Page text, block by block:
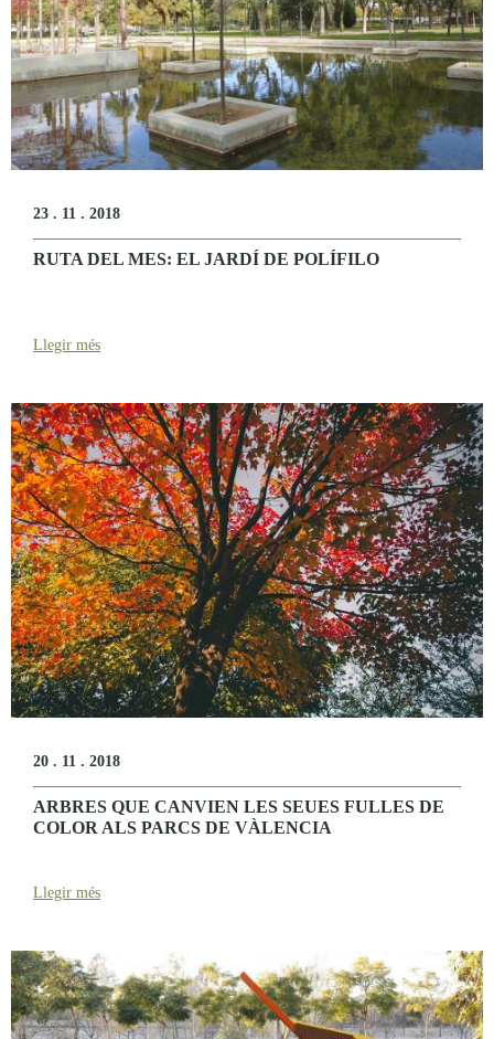
23 . 11 . 2018
RUTA DEL MES: EL JARDÍ DE POLÍFILO
Llegir més
20 . 11 . 2018
ARBRES QUE CANVIEN LES SEUES FULLES DE
COLOR ALS PARCS DE VÀLENCIA
Llegir més